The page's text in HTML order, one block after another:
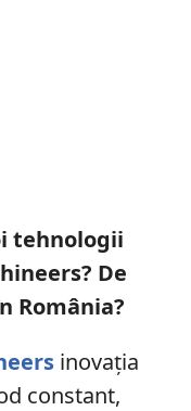
tehnologii
De
România?
inovația
constant,